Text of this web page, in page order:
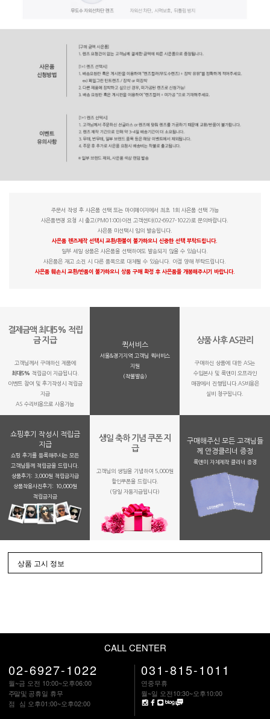
주문서 작성 후 사은품 선택 또는 마이페이지에서 최초 1회 사은품 선택 가능
사은품변경 요청 시 출고(PM01:00)이전 고객센터(02-6927-1022)로 문의바랍니다.
사은품 미선택시 임의 발송됩니다.
사은품 렌즈제작 선택시 교환/환불이 불가하오니 신중한 선택 부탁드립니다.
일부 세일 상품은 사은품을 선택하여도 발송되지 않을 수 있습니다.
사은품은 재고 소진 시 다른 품목으로 대체될 수 있습니다. 이점 양해 부탁드립니다.
사은품 훼손시 교환/반품이 불가하오니 상품 구매 확정 후 사은품을 개봉해주시기 바랍니다.
결제금액 최대5% 적립
금 지급
고객님께서 구매하신 제품에
최대5% 적립금이 지급됩니다.
이벤트 참여 및 후기작성시 적립금
지급
AS 수리비용으로 사용가능
퀵서비스
서울&경기지역 고객님 퀵서비스
지원
(착불발송)
상품 사후 AS관리
구매하신 상품에 대한 AS는
수입본사 및 룩앤미 오프라인
매장에서 진행됩니다.AS비용은
실비 청구됩니다.
쇼핑후기 작성시 적립금
지급
쇼핑 후기를 등록해주시는 모든
고객님들께 적립금을 드립니다.
상품후기: 3,000원 적립금지급
상품착용사진후기: 10,000원
적립금지금
생일 축하 기념 쿠폰 지
급
고객님의 생일을 기념하여 5,000원
할인쿠폰을 드립니다.
(당일 자동지급됩니다)
구매해주신 모든 고객님들
께 안경클리너 증정
룩앤미 자체제작 클리너 증정
상품 고시 정보
CALL CENTER
02-6927-1022
월~금 오전 10:00~오후06:00
주말및 공휴일 휴무
점 심 오후01:00~오후02:00
031-815-1011
연중무휴
월~일 오전10:30~오후10:00